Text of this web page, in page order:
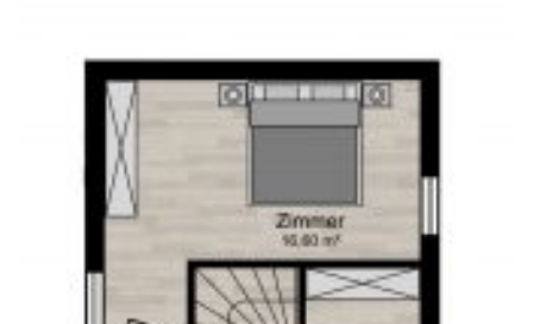
WeiserLeben GmbH
Bergheimerstraße 45